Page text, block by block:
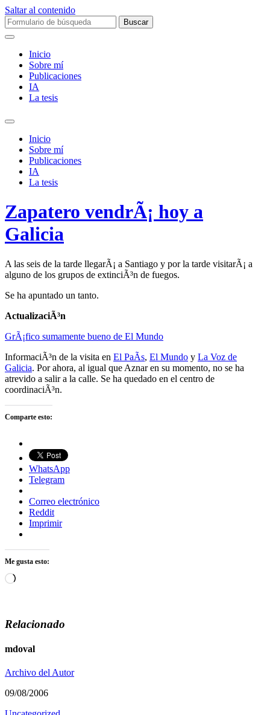
Saltar al contenido
Buscar:
Inicio
Sobre mí­
Publicaciones
IA
La tesis
Alternar
campo
búsqueda
Inicio
Sobre mí­
Publicaciones
IA
La tesis
Zapatero vendrÃ¡ hoy a
Galicia
A las seis de la tarde llegarÃ¡ a Santiago y por la tarde visitarÃ¡ a
alguno de los grupos de extinciÃ³n de fuegos.
Se ha apuntado un tanto.
ActualizaciÃ³n
GrÃ¡fico sumamente bueno de El Mundo
InformaciÃ³n de la visita en El PaÃ­s, El Mundo y La Voz de
Galicia. Por ahora, al igual que Aznar en su momento, no se ha
atrevido a salir a la calle. Se ha quedado en el centro de
coordinaciÃ³n.
Comparte esto:
WhatsApp
Telegram
Correo electrónico
Reddit
Imprimir
Me gusta esto:
Cargando...
Relacionado
mdoval
Archivo del Autor
09/08/2006